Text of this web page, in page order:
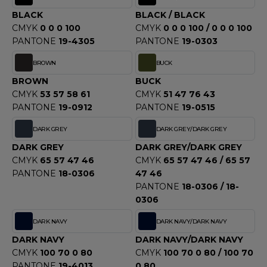
SHIRT
PROFESSIONNELLE
- BLOUSON
COOL
HOODS
T'S
BLACK
CMYK 0 0 0 100
PANTONE 19-4305
BLACK / BLACK
CMYK 0 0 0 100 / 0 0 0 100
PANTONE 19-0303
BROWN
BROWN
CMYK 53 57 58 61
PANTONE 19-0912
BUCK
BUCK
CMYK 51 47 76 43
PANTONE 19-0515
DARK GREY
DARK GREY
CMYK 65 57 47 46
PANTONE 18-0306
DARK GREY/DARK GREY
DARK GREY/DARK GREY
CMYK 65 57 47 46 / 65 57
47 46
PANTONE 18-0306 / 18-
0306
DARK NAVY
DARK NAVY
CMYK 100 70 0 80
DARK NAVY/DARK NAVY
DARK NAVY/DARK NAVY
CMYK 100 70 0 80 / 100 70